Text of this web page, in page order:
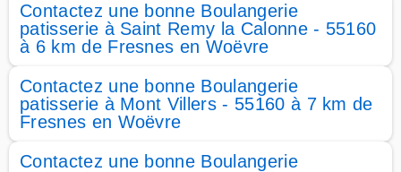
Contactez une bonne Boulangerie
patisserie à Saint Remy la Calonne - 55160
à 6 km de Fresnes en Woëvre
Contactez une bonne Boulangerie
patisserie à Mont Villers - 55160 à 7 km de
Fresnes en Woëvre
Contactez une bonne Boulangerie